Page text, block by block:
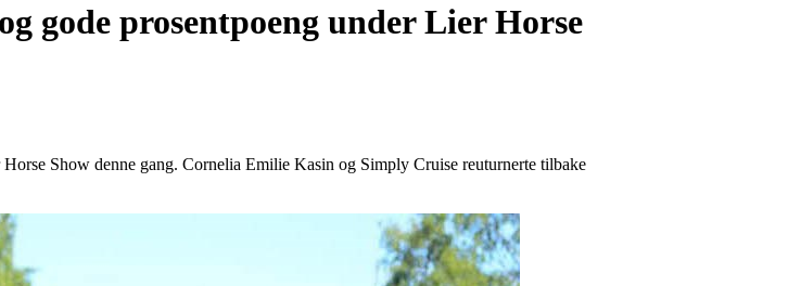
gode prosentpoeng under Lier Horse
Show denne gang. Cornelia Emilie Kasin og Simply Cruise reuturnerte tilbake